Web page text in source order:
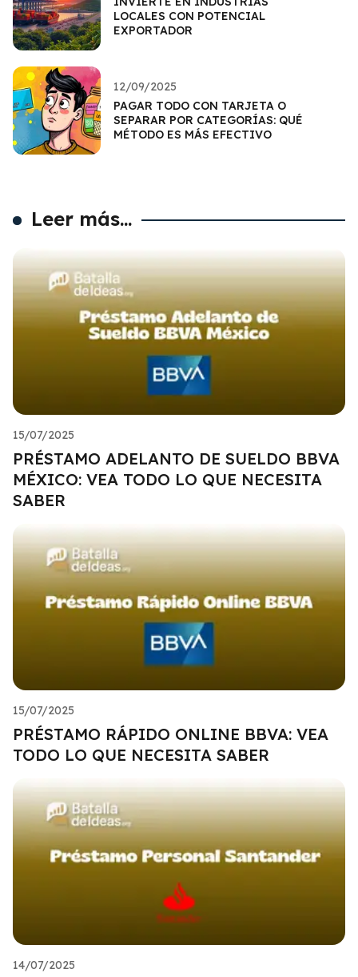
LOCALES CON POTENCIAL
EXPORTADOR
12/09/2025
PAGAR TODO CON TARJETA O
SEPARAR POR CATEGORÍAS: QUÉ
MÉTODO ES MÁS EFECTIVO
Leer más...
15/07/2025
PRÉSTAMO ADELANTO DE SUELDO BBVA
MÉXICO: VEA TODO LO QUE NECESITA
SABER
15/07/2025
PRÉSTAMO RÁPIDO ONLINE BBVA: VEA
TODO LO QUE NECESITA SABER
14/07/2025